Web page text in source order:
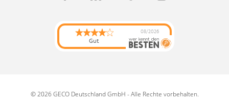
Gut
08/2026
© 2026 GECO Deutschland GmbH - Alle Rechte vorbehalten.